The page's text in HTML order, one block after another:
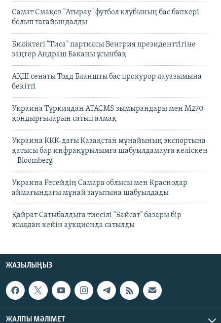
Самат Смақов "Атырау" футбол клубының бас бапкері
болып тағайындалды
Биліктегі "Тиса" партиясы Венгрия президенттігіне
заңгер Андраш Баканы ұсынбақ
АҚШ сенаты Тодд Бланшты бас прокурор лауазымына
бекітті
Украина Түркиядан ATACMS зымырандары мен M270
қондырғыларын сатып алмақ
Украина КҚК-дағы Қазақстан мұнайының экспортына
қатысы бар инфрақұрылымға шабуылдамауға келіскен
– Bloomberg
Украина Ресейдің Самара облысы мен Краснодар
аймағындағы мұнай зауытына шабуылдады
Қайрат Сатыбалдыға тиесілі "Байсат" базары бір
жылдан кейін аукционда сатылды
ЖАЗЫЛЫҢЫЗ
ЖАЛПЫ МӘЛІМЕТ